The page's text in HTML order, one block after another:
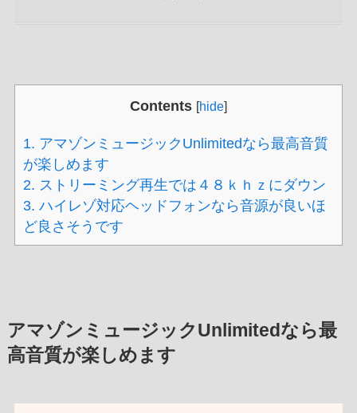
Contents [hide]
1. アマゾンミュージックUnlimitedなら最高音質
が楽しめます
2. ストリーミング再生では４８ｋｈｚにダウン
3. ハイレゾ対応ヘッドフォンなら音源が良いほ
ど良さそうです
アマゾンミュージックUnlimitedなら最
高音質が楽しめます